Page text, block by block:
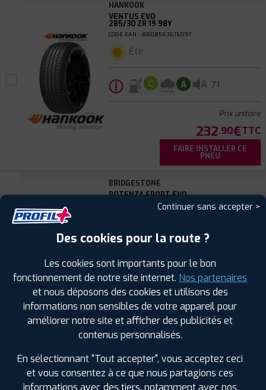
HANKOOK
VENTUS EVO
285/30 ZR 19 98Y
CODE EAN : 8808563615097
Été
ⓘ C A A 71
Prix unitaire
232.90€TTC
FAIRE INSTALLER CE
PNEU
BRIDGESTONE
POTENZA SPORT EVO
285/30 ZR 19 98Y
CODE EAN : 3286342907314
ⓘ D A B 73
Prix unitaire
240.90€
FAIRE INSTALLER CE
BRIDGESTONE
POTENZA S001
285/30 R 19 98Y
Continuer sans accepter >
Des cookies pour la route ?
Les cookies sont importants pour le bon
fonctionnement de notre site internet. Nos partenaires
et nous déposons des cookies et utilisons des
informations non sensibles de votre appareil pour
améliorer notre site et afficher des publicités et
contenus personnalisés.
En sélectionnant "Tout accepter", vous acceptez ceci
et vous consentez à ce que nous partagions ces
informations avec des tiers, notamment avec nos